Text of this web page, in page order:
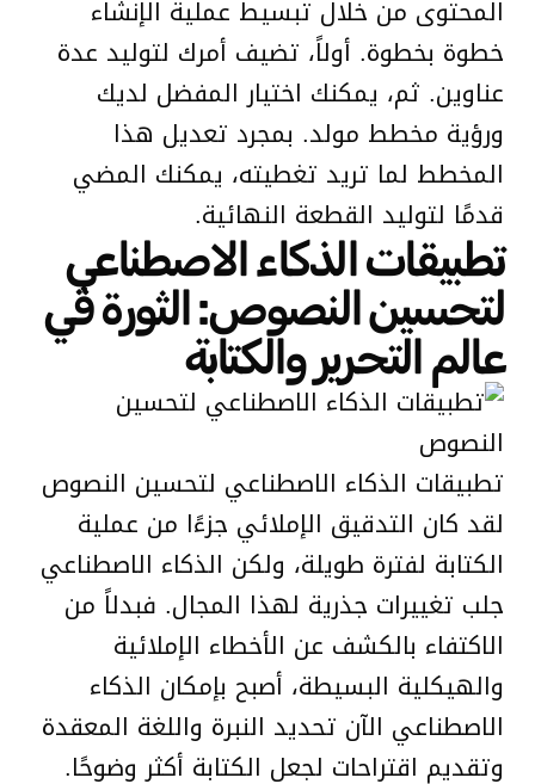
المحتوى من خلال تبسيط عملية الإنشاء
خطوة بخطوة. أولاً، تضيف أمرك لتوليد عدة
عناوين. ثم، يمكنك اختيار المفضل لديك
ورؤية مخطط مولد. بمجرد تعديل هذا
المخطط لما تريد تغطيته، يمكنك المضي
قدمًا لتوليد القطعة النهائية.
تطبيقات الذكاء الاصطناعي
لتحسين النصوص: الثورة في
عالم التحرير والكتابة
تطبيقات الذكاء الاصطناعي لتحسين النصوص
لقد كان التدقيق الإملائي جزءًا من عملية
الكتابة لفترة طويلة، ولكن الذكاء الاصطناعي
جلب تغييرات جذرية لهذا المجال. فبدلاً من
الاكتفاء بالكشف عن الأخطاء الإملائية
والهيكلية البسيطة، أصبح بإمكان الذكاء
الاصطناعي الآن تحديد النبرة واللغة المعقدة
وتقديم اقتراحات لجعل الكتابة أكثر وضوحًا.